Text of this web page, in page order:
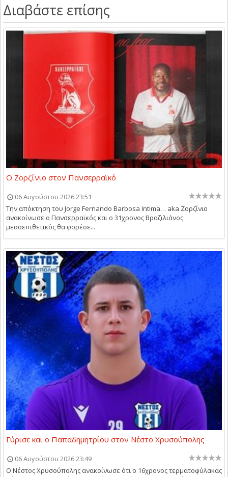
Διαβάστε επίσης
Ο Ζορζίνιο στον Πανσερραϊκό
06 Αυγούστου 2026 23:51
Την απόκτηση του Jorge Fernando Barbosa Intima… aka Ζορζίνιο
ανακοίνωσε ο Πανσερραϊκός και ο 31χρονος Βραζιλιάνος
μεσοεπιθετικός θα φορέσε...
Γύρισε και ο Παπαδημητρίου στον Νέστο Χρυσούπολης
06 Αυγούστου 2026 23:49
Ο Νέστος Χρυσούπολης ανακοίνωσε ότι ο 16χρονος τερματοφύλακας